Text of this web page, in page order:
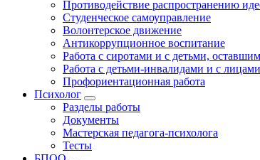
Противодействие распространению
Студенческое самоуправление
Волонтерское движение
Антикоррупционное воспитание
Работа с сиротами и с детьми,
Работа с детьми-инвалидами и с
Профориентационная работа
Психолог
Разделы работы
Документы
Мастерская педагога-психолога
Тесты